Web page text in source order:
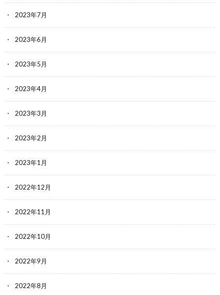
2023年7月
2023年6月
2023年5月
2023年4月
2023年3月
2023年2月
2023年1月
2022年12月
2022年11月
2022年10月
2022年9月
2022年8月